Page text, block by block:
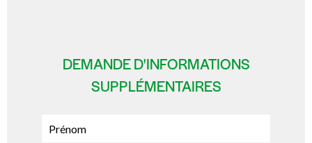
DEMANDE D'INFORMATIONS
SUPPLÉMENTAIRES